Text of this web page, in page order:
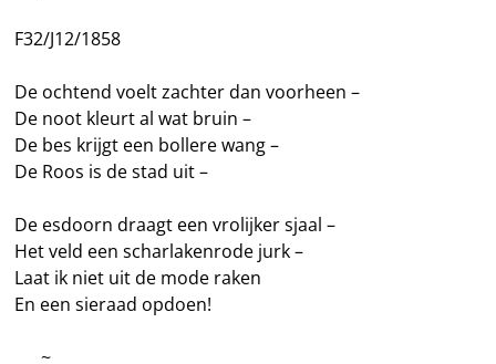
F32/J12/1858
De ochtend voelt zachter dan voorheen –
De noot kleurt al wat bruin –
De bes krijgt een bollere wang –
De Roos is de stad uit –
De esdoorn draagt een vrolijker sjaal –
Het veld een scharlakenrode jurk –
Laat ik niet uit de mode raken
En een sieraad opdoen!
—–~